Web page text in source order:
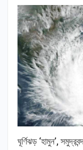
ঘূর্ণিঝড় ‘হামুন’,